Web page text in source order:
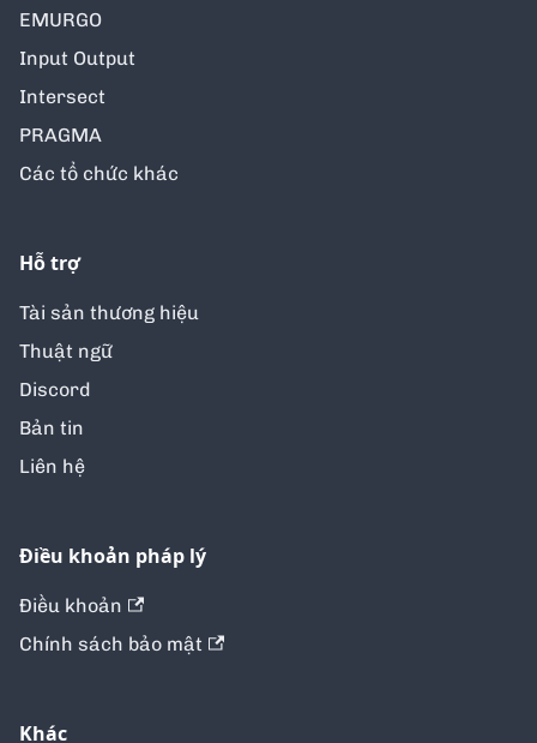
EMURGO
Input Output
Intersect
PRAGMA
Các tổ chức khác
Hỗ trợ
Tài sản thương hiệu
Thuật ngữ
Discord
Bản tin
Liên hệ
Điều khoản pháp lý
Điều khoản
Chính sách bảo mật
Khác